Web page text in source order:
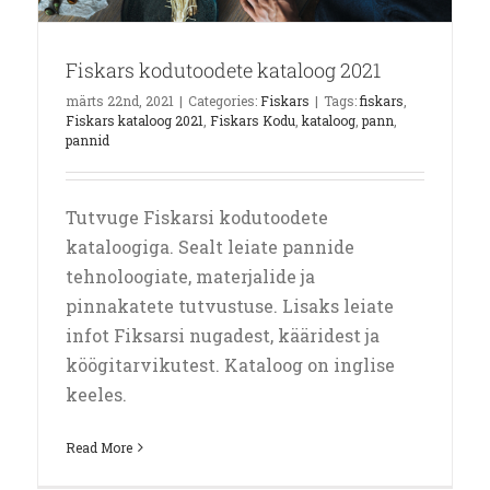
Fiskars kodutoodete kataloog 2021
märts 22nd, 2021 | Categories:Fiskars | Tags:fiskars
Fiskars kataloog 2021 Fiskars Kodu kataloog, pann
pannid
Tutvuge Fiskarsi kodutoodete
kataloogiga. Sealt leiate pannide
tehnoloogiate, materjalide ja
pinnakatete tutvustuse. Lisaks leiate
infot Fiksarsi nugadest, kääridest ja
köögitarvikutest. Kataloog on inglise
keeles.
Read More